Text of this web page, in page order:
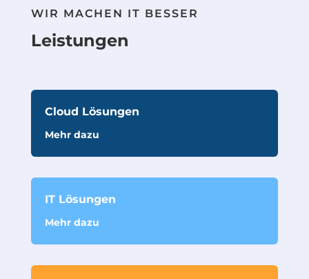
WIR MACHEN IT BESSER
Leistungen
Cloud Lösungen
Mehr dazu
IT Lösungen
Mehr dazu